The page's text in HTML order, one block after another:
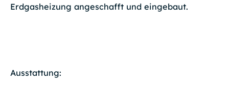
Erdgasheizung angeschafft und eingebaut.
Ausstattung: